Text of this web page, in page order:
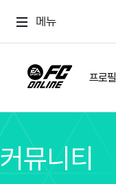
메뉴
프로필
스쿼드
커뮤니티